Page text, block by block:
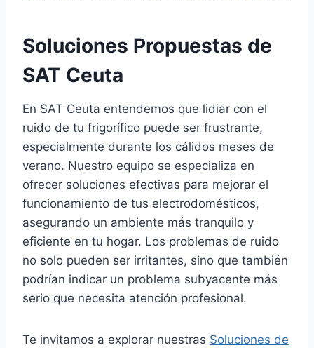
Soluciones Propuestas de
SAT Ceuta
En SAT Ceuta entendemos que lidiar con el
ruido de tu frigorífico puede ser frustrante,
especialmente durante los cálidos meses de
verano. Nuestro equipo se especializa en
ofrecer soluciones efectivas para mejorar el
funcionamiento de tus electrodomésticos,
asegurando un ambiente más tranquilo y
eficiente en tu hogar. Los problemas de ruido
no solo pueden ser irritantes, sino que también
podrían indicar un problema subyacente más
serio que necesita atención profesional.
Te invitamos a explorar nuestras Soluciones de